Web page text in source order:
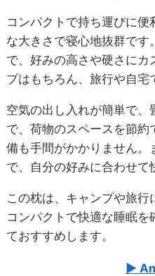
コンパクトで持ち運びに
な大きさで寝心地抜群です
で、好みの高さや硬さに
プはもちろん、旅行や自宅
空気の出し入れが簡単で
で、荷物のスペースを節
備も手間がかかりません
で、自分の好みに合わせて
この枕は、キャンプや旅行
コンパクトで快適な睡眠
ておすすめします。